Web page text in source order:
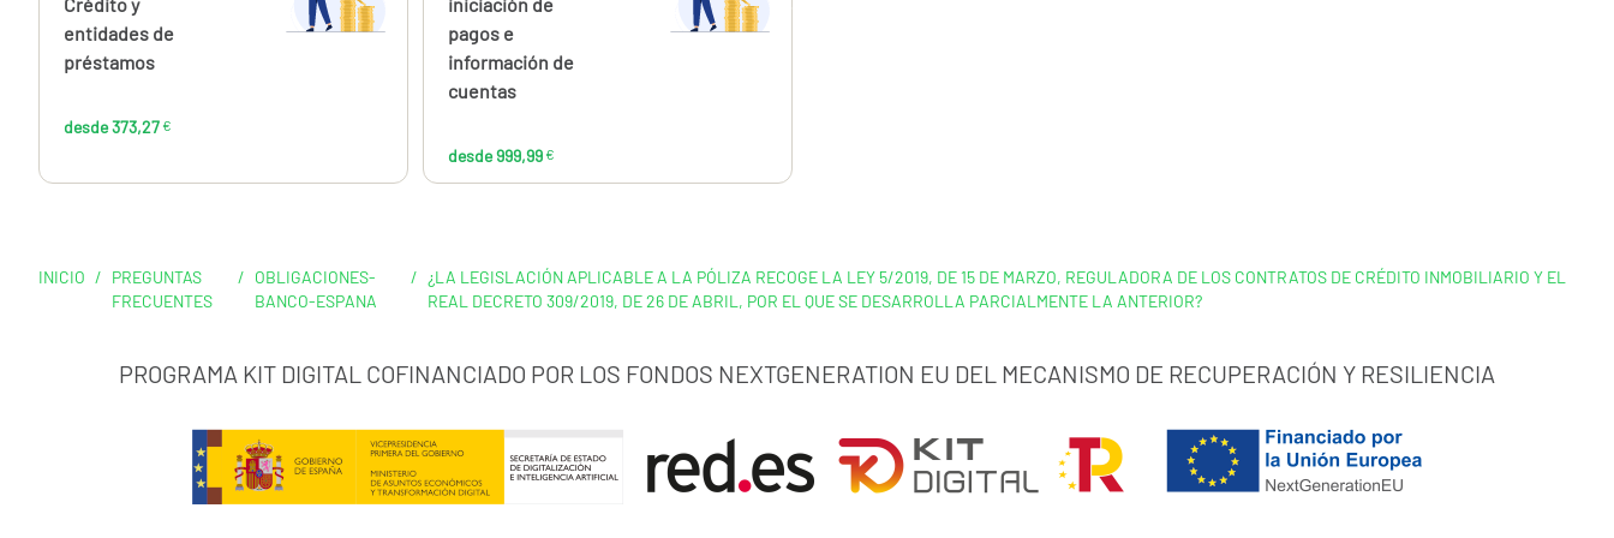
entidades de
préstamos
desde 373,27 €
pagos e
información de
cuentas
desde 999,99 €
INICIO / PREGUNTAS
FRECUENTES
/ OBLIGACIONES-
BANCO-ESPANA
/ ¿LA LEGISLACIÓN APLICABLE A LA PÓLIZA RECOGE LA LEY 5/2019, DE 15 DE MARZO, REGULADORA DE LOS CONTRATOS DE CRÉDITO INMOBILIARIO Y EL
REAL DECRETO 309/2019, DE 26 DE ABRIL, POR EL QUE SE DESARROLLA PARCIALMENTE LA ANTERIOR?
PROGRAMA KIT DIGITAL COFINANCIADO POR LOS FONDOS NEXTGENERATION EU DEL MECANISMO DE RECUPERACIÓN Y RESILIENCIA